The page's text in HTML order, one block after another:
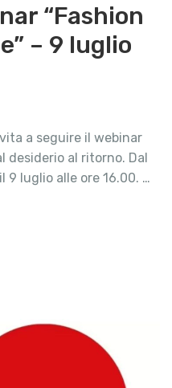
“Fashion
– 9 luglio
a seguire il webinar
desiderio al ritorno. Dal
9 luglio alle ore 16.00. …